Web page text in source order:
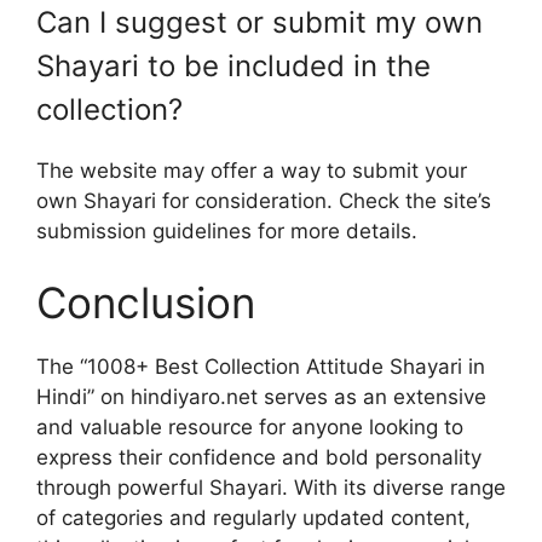
Can I suggest or submit my own
Shayari to be included in the
collection?
The website may offer a way to submit your
own Shayari for consideration. Check the site’s
submission guidelines for more details.
Conclusion
The “1008+ Best Collection Attitude Shayari in
Hindi” on hindiyaro.net serves as an extensive
and valuable resource for anyone looking to
express their confidence and bold personality
through powerful Shayari. With its diverse range
of categories and regularly updated content,